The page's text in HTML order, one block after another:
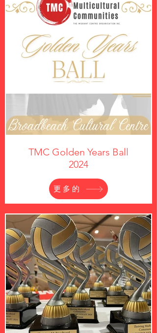
TMC Golden Years Ball
2024
更多的